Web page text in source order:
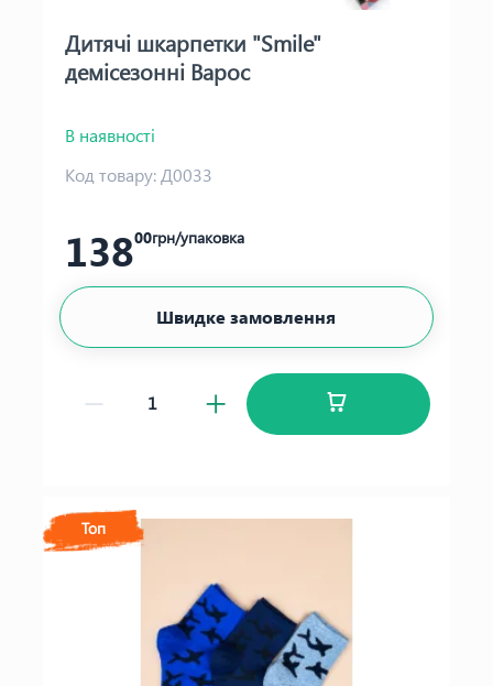
Дитячі шкарпетки "Smile"
демісезонні Варос
В наявності
Код товару:Д0033
13800грн/упаковка
Швидке замовлення
Топ